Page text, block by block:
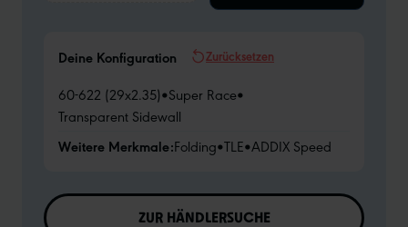
Deine Konfiguration Zurücksetzen
60-622 (29x2.35)•Super Race•
Transparent Sidewall
Weitere Merkmale:Folding•TLE•ADDIX Speed
ZUR HÄNDLERSUCHE